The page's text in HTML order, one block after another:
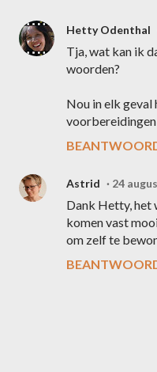
Hetty Odenthal
Tja, wat kan ik
woorden?
Nou in elk geval
Astrid 24
Dank Hetty, het
komen vast
om zelf te